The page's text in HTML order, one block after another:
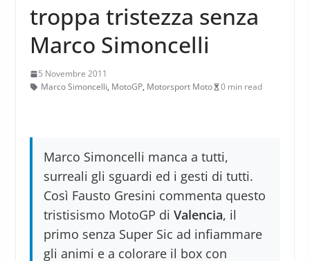
troppa tristezza senza
Marco Simoncelli
5 Novembre 2011
Marco Simoncelli, MotoGP, Motorsport Moto 0 min read
Marco Simoncelli manca a tutti,
surreali gli sguardi ed i gesti di tutti.
Così Fausto Gresini commenta questo
tristisismo MotoGP di Valencia, il
primo senza Super Sic ad infiammare
gli animi e a colorare il box con